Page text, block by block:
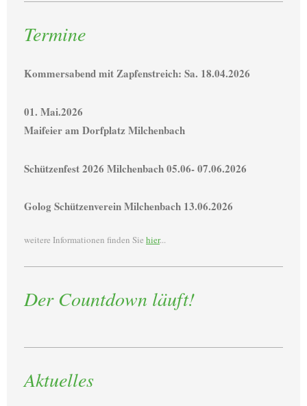
Termine
Kommersabend mit Zapfenstreich: Sa. 18.04.2026
01. Mai.2026
Maifeier am Dorfplatz Milchenbach
Schützenfest 2026 Milchenbach 05.06- 07.06.2026
Golog Schützenverein Milchenbach 13.06.2026
weitere Informationen finden Sie hier...
Der Countdown läuft!
Aktuelles